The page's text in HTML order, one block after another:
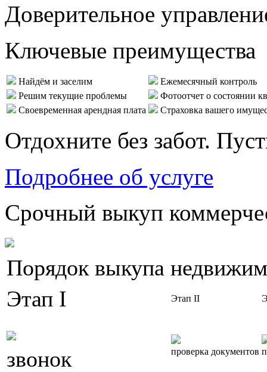
Доверительное
Ключевые преимущества
Найдём и заселим
Ежемесячный контроль
Решим текущие проблемы
Фотоотчет о состоянии
Своевременная арендная плата
Страховка вашего
Отдохните без забот.
Подробнее об услуге
Срочный выкуп
Порядок выкупа
Этап I
Этап II
звонок проверка документов